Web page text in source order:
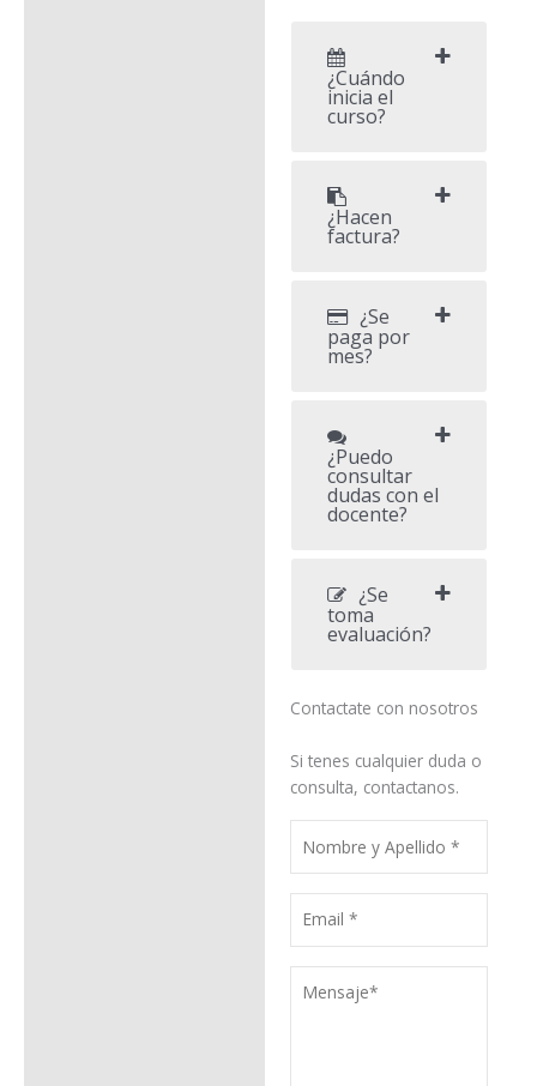
¿Cuándo
inicia el
curso?
¿Hacen
factura?
¿Se
paga por
mes?
¿Puedo
consultar
dudas con el
docente?
¿Se
toma
evaluación?
Contactate con nosotros
Si tenes cualquier duda o
consulta, contactanos.